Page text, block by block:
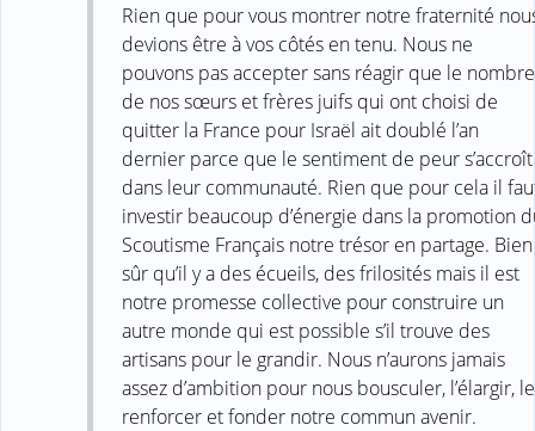
Rien que pour vous montrer notre fraternité
devions être à vos côtés en tenu. Nous ne
pouvons pas accepter sans réagir que le nombre
de nos sœurs et frères juifs qui ont choisi de
quitter la France pour Israël ait doublé l’an
dernier parce que le sentiment de peur s’accroît
dans leur communauté. Rien que pour cela il
investir beaucoup d’énergie dans la promotion
Scoutisme Français notre trésor en partage. Bien
sûr qu’il y a des écueils, des frilosités mais il est
notre promesse collective pour construire un
autre monde qui est possible s’il trouve des
artisans pour le grandir. Nous n’aurons jamais
assez d’ambition pour nous bousculer, l’élargir, le
renforcer et fonder notre commun avenir.